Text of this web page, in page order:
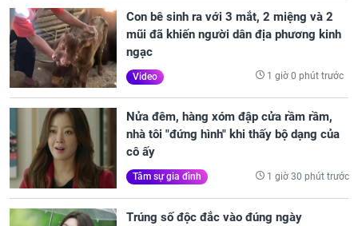
Con bê sinh ra với 3 mắt, 2 miệng và 2
mũi đã khiến người dân địa phương kinh
ngạc
Video 1 giờ 0 phút trước
Nửa đêm, hàng xóm đập cửa rầm rầm,
nhà tôi "đứng hình" khi thấy bộ dạng của
cô ấy
Tâm sự gia đình 1 giờ 30 phút trước
Trúng số độc đắc vào đúng ngày